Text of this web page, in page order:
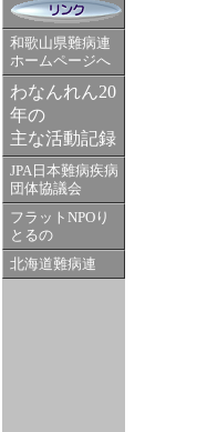
和歌山県難病連
ホームページへ
わなんれん20
年の
主な活動記録
JPA日本難病疾病
団体協議会
フラットNPOり
とるの
北海道難病連